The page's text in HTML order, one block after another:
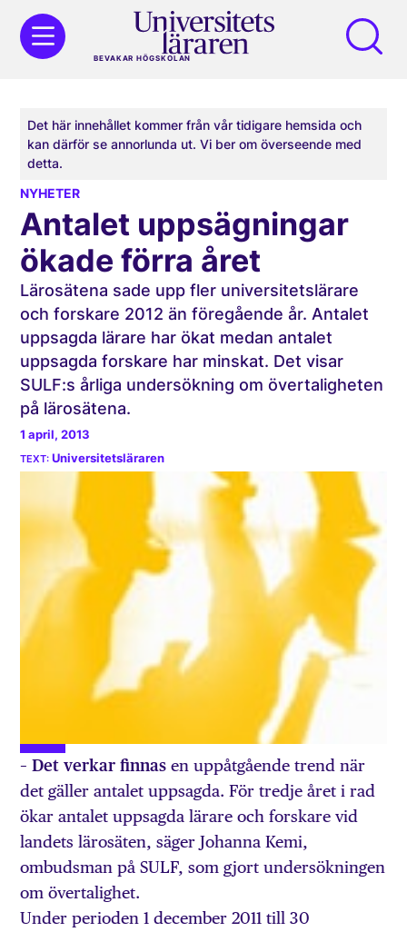
BEVAKAR HÖGSKOLAN
Det här innehållet kommer från vår tidigare hemsida och
kan därför se annorlunda ut. Vi ber om överseende med
detta.
NYHETER
Antalet uppsägningar
ökade förra året
Lärosätena sade upp fler universitetslärare
och forskare 2012 än föregående år. Antalet
uppsagda lärare har ökat medan antalet
uppsagda forskare har minskat. Det visar
SULF:s årliga undersökning om övertaligheten
på lärosätena.
1 april, 2013
Universitetsläraren
– Det verkar finnas en uppåtgående trend när
det gäller antalet uppsagda. För tredje året i rad
ökar antalet uppsagda lärare och forskare vid
landets lärosäten, säger Johanna Kemi,
ombudsman på SULF, som gjort undersökningen
om övertalighet.
Under perioden 1 december 2011 till 30